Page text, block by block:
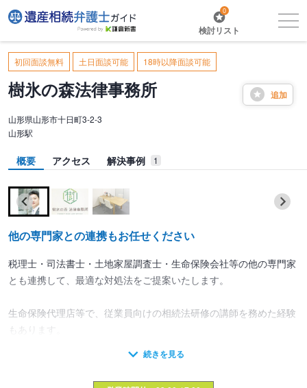
0
検討リスト
初回面談無料 土日面談可能 18時以降面談可能
追加
樹氷の森法律事務所
山形県山形市十日町3-2-3
山形駅
概要 アクセス 解決事例 1
他の専門家との連携もお任せください
税理士・司法書士・土地家屋調査士・生命保険会社等の他の専門家
とも連携して、最適な対処法をご提案いたします。
生命保険代理店等で、従業員向けの相続法研修の講師を務めた経験
もあります。